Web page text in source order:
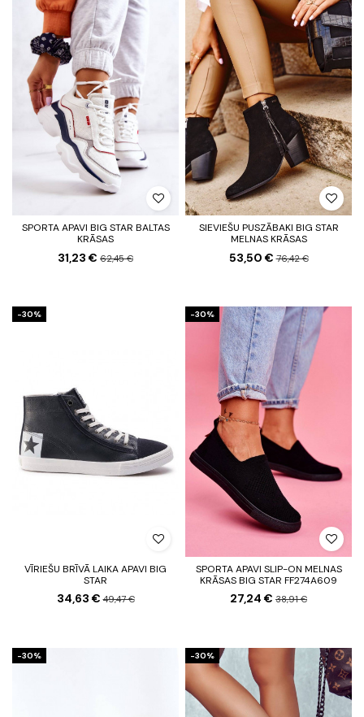
SPORTA APAVI BIG STAR BALTAS
KRĀSAS
31,23 € 62,45 €
SIEVIEŠU PUSZĀBAKI BIG STAR
MELNAS KRĀSAS
53,50 €76,42 €
-30%
VĪRIEŠU BRĪVĀ LAIKA APAVI BIG
STAR
34,63 €49,47 €
-30%
SPORTA APAVI SLIP-ON MELNAS
KRĀSAS BIG STAR FF274A609
27,24 € 38,91 €
-30% -30%